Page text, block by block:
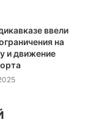
ввели
на
и движение